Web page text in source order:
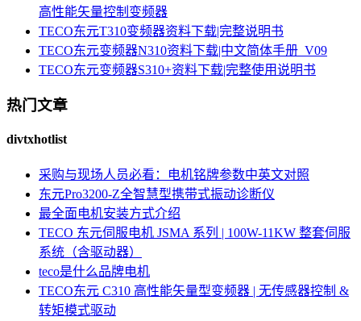
高性能矢量控制变频器
TECO东元T310变频器资料下载|完整说明书
TECO东元变频器N310资料下载|中文简体手册_V09
TECO东元变频器S310+资料下载|完整使用说明书
热门文章
divtxhotlist
采购与现场人员必看：电机铭牌参数中英文对照
东元Pro3200-Z全智慧型携带式振动诊断仪
最全面电机安装方式介绍
TECO 东元伺服电机 JSMA 系列 | 100W-11KW 整套伺服
系统（含驱动器）
teco是什么品牌电机
TECO东元 C310 高性能矢量型变频器 | 无传感器控制 &
转矩模式驱动